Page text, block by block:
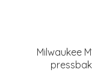
Milwaukee